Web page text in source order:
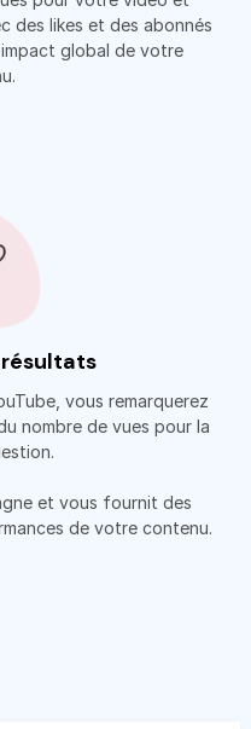
des likes et des abonnés
global de votre
résultats
vous remarquerez
nombre de vues pour la
et vous fournit des
de votre contenu.